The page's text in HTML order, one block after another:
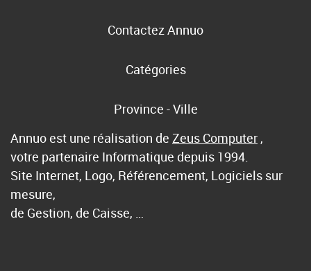
Contactez Annuo
Catégories
Province - Ville
Annuo est une réalisation de Zeus Computer ,
votre partenaire Informatique depuis 1994.
Site Internet, Logo, Référencement, Logiciels sur
mesure,
de Gestion, de Caisse, …